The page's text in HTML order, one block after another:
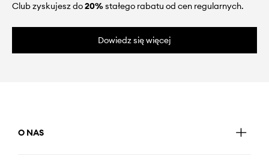
Club zyskujesz do20%stałego rabatu od cen regularnych.
Dowiedz się więcej
O NAS